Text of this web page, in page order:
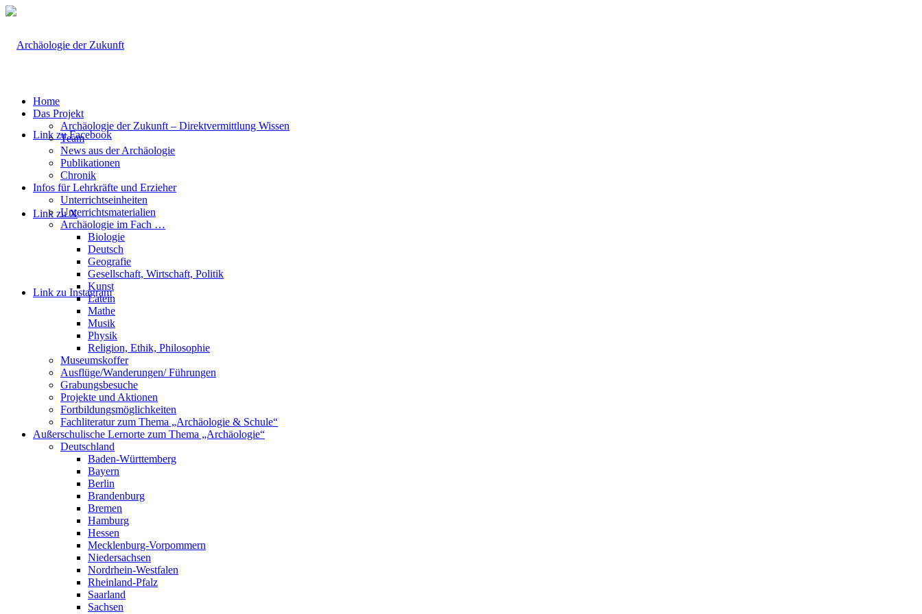
Link zu Facebook
Link zu X
Link zu Instagram
Home
Das Projekt
Archäologie der Zukunft – Direktvermittlung Wissen
Team
News aus der Archäologie
Publikationen
Chronik
Infos für Lehrkräfte und Erzieher
Unterrichtseinheiten
Unterrichtsmaterialien
Archäologie im Fach …
Biologie
Deutsch
Geografie
Gesellschaft, Wirtschaft, Politik
Kunst
Latein
Mathe
Musik
Physik
Religion, Ethik, Philosophie
Museumskoffer
Ausflüge/Wanderungen/ Führungen
Grabungsbesuche
Projekte und Aktionen
Fortbildungsmöglichkeiten
Fachliteratur zum Thema „Archäologie & Schule“
Außerschulische Lernorte zum Thema „Archäologie“
Deutschland
Baden-Württemberg
Bayern
Berlin
Brandenburg
Bremen
Hamburg
Hessen
Mecklenburg-Vorpommern
Niedersachsen
Nordrhein-Westfalen
Rheinland-Pfalz
Saarland
Sachsen